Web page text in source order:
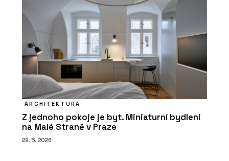
ARCHITEKTURA
Z jednoho pokoje je byt. Miniaturní bydlení
na Malé Straně v Praze
29. 5. 2026